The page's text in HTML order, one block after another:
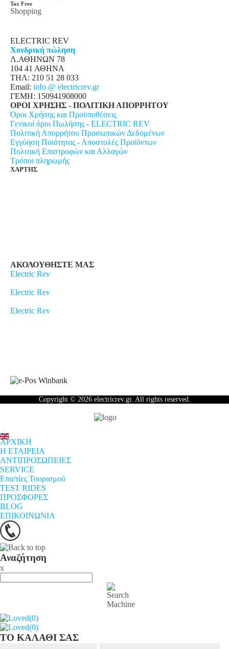
Tax Free
Shopping
ELECTRIC REV
Χονδρική πώληση
Λ.ΑΘΗΝΩΝ 78
104 41 ΑΘΗΝΑ
ΤΗΛ: 210 51 28 033
Email: info @ electricrev.gr
ΓΕΜΗ: 150941908000
ΟΡΟΙ ΧΡΗΣΗΣ - ΠΟΛΙΤΙΚΗ ΑΠΟΡΡΗΤΟΥ
Όροι Χρήσης και Προϋποθέσεις
Γενικοί όροι Πωλήσης - ELECTRIC REV
Πολιτική Απορρήτου Προσωπικών Δεδομένων
Εγγύηση Ποιότητας - Αποστολές Προϊόντων
Πολιτική Επιστροφών και Αλλαγών
Τρόποι πληρωμής
ΧΑΡΤΗΣ
ΑΚΟΛΟΥΘΗΣΤΕ ΜΑΣ
Electric Rev
Electric Rev
Electric Rev
Copyright © 2026 electricrev.gr. All rights reserved.
ΑΡΧΙΚΗ
Η ΕΤΑΙΡΕΙΑ
ΑΝΤΙΠΡΟΣΩΠΕΙΕΣ
SERVICE
Επα/τίες Τουρισμού
TEST RIDES
ΠΡΟΣΦΟΡΕΣ
BLOG
ΕΠΙΚΟΙΝΩΝΙΑ
Αναζήτηση
x
(0)
(0)
ΤΟ ΚΑΛΑΘΙ ΣΑΣ